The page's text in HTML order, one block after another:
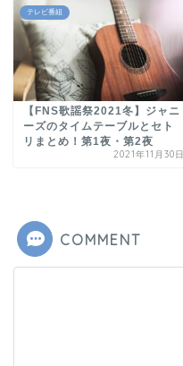
テレビ番組
【FNS歌謡祭2021冬】ジャニ
ーズのタイムテーブルとセト
リまとめ！第1夜・第2夜
2021年11月30日
COMMENT